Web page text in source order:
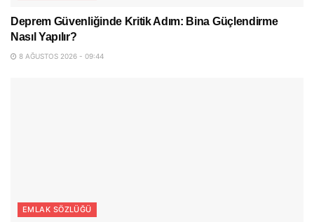
Deprem Güvenliğinde Kritik Adım: Bina Güçlendirme
Nasıl Yapılır?
8 AĞUSTOS 2026 - 09:44
EMLAK SÖZLÜĞÜ